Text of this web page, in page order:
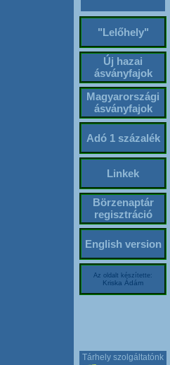
"Lelőhely"
Új hazai
ásványfajok
Magyarországi
ásványfajok
Adó 1 százalék
Linkek
Börzenaptár
regisztráció
English version
Az oldalt készítette:
Kriska Ádám
Tárhely szolgáltatónk